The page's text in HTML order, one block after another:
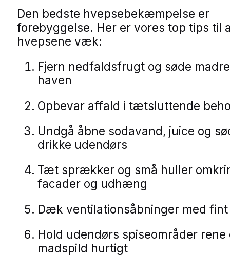
Den bedste hvepsebekæmpelse er
forebyggelse. Her er vores top tips til
hvepsene væk:
Fjern nedfaldsfrugt og søde
haven
Opbevar affald i tætsluttende
Undgå åbne sodavand, juice og
drikke udendørs
Tæt sprækker og små huller
facader og udhæng
Dæk ventilationsåbninger med
Hold udendørs spiseområder
madspild hurtigt